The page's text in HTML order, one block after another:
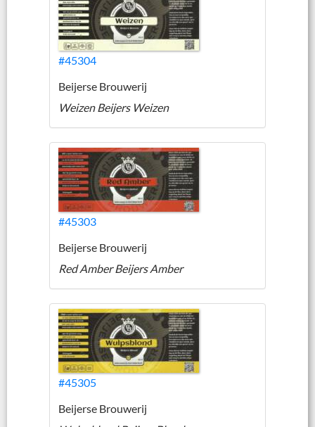
#45304
Beijerse Brouwerij
Weizen Beijers Weizen
#45303
Beijerse Brouwerij
Red Amber Beijers Amber
#45305
Beijerse Brouwerij